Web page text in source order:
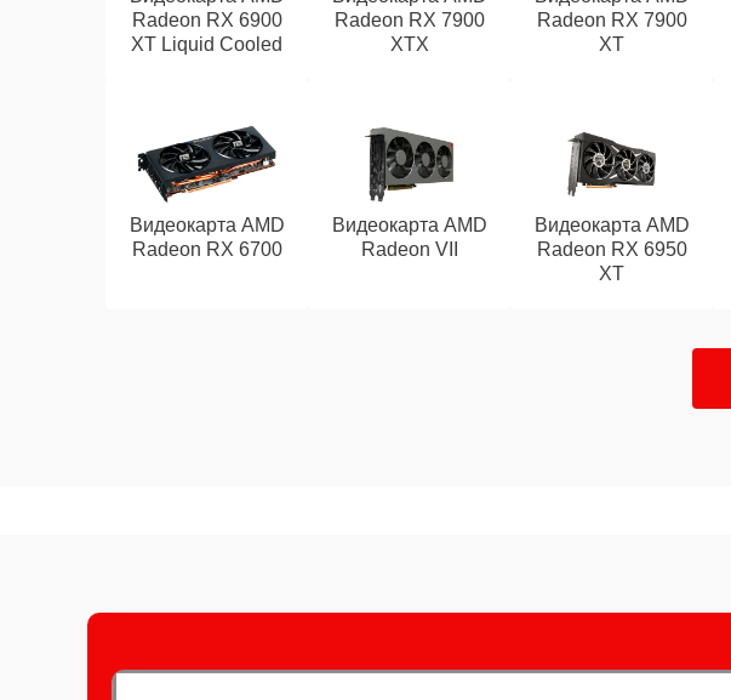
Radeon RX 6900
XT Liquid Cooled
Radeon RX 7900
XTX
Radeon RX 7900
XT
Видеокарта AMD
Radeon RX 6700
Видеокарта AMD
Radeon VII
Видеокарта AMD
Radeon RX 6950
XT